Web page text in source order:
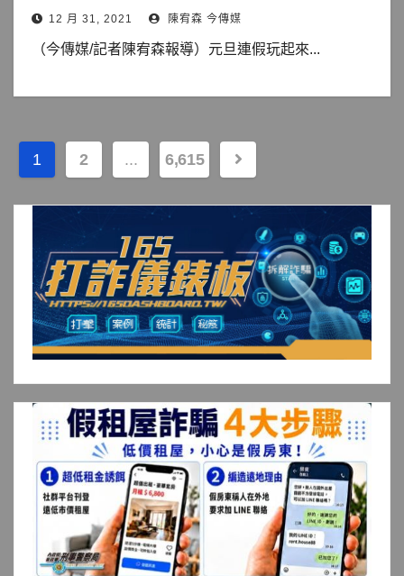
12 月 31, 2021 陳宥森 今傳媒
（今傳媒/記者陳宥森報導）元旦連假玩起來...
文
章
頁
1 2 ... 6,615